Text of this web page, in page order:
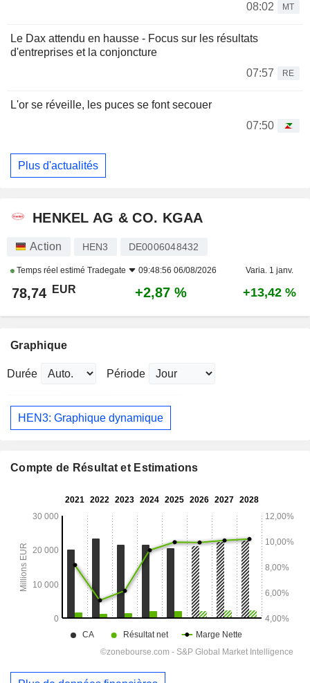
08:02
MT
Le Dax attendu en hausse - Focus sur les résultats
d'entreprises et la conjoncture
07:57
RE
L'or se réveille, les puces se font secouer
07:50
Plus d'actualités
HENKEL AG & CO. KGAA
Action HEN3 DE0006048432
Temps réel estimé Tradegate 09:48:56 06/08/2026 Varia. 1 janv.
78,74 EUR +2,87 % +13,42 %
Graphique
Durée Période
HEN3: Graphique dynamique
Compte de Résultat et Estimations